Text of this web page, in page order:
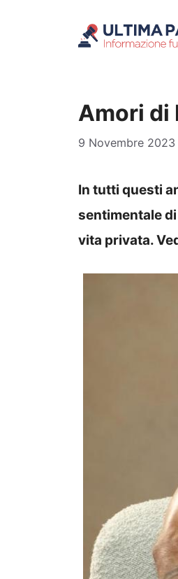
Amori di
9 Novembre 2023
In tutti questi
sentimentale
vita privata.